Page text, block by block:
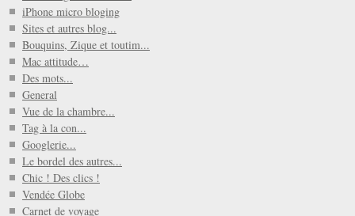
iPhone micro bloging
Sites et autres blog...
Bouquins, Zique et toutim...
Mac attitude…
Des mots...
General
Vue de la chambre...
Tag à la con...
Googlerie...
Le bordel des autres...
Chic ! Des clics !
Vendée Globe
Carnet de voyage